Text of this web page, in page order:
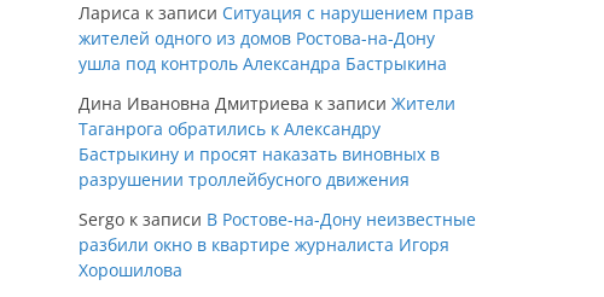
Лариса к записи Ситуация с нарушением прав
жителей одного из домов Ростова-на-Дону
ушла под контроль Александра Бастрыкина
Дина Ивановна Дмитриева к записи Жители
Таганрога обратились к Александру
Бастрыкину и просят наказать виновных в
разрушении троллейбусного движения
Sergo к записи В Ростове-на-Дону неизвестные
разбили окно в квартире журналиста Игоря
Хорошилова